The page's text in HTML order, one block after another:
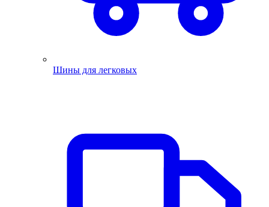
Шины для легковых